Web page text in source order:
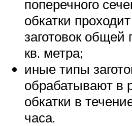
поперечного
обкатки
заготовок
кв. метра;
иные типы
обрабатывают в
обкатки в
часа.